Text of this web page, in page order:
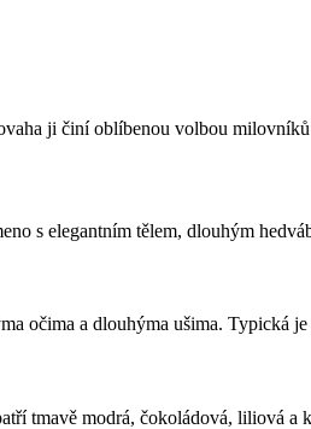
ji činí oblíbenou volbou
s elegantním tělem, dlouhým
očima a dlouhýma ušima. Typická je
tmavě modrá, čokoládová, liliová a